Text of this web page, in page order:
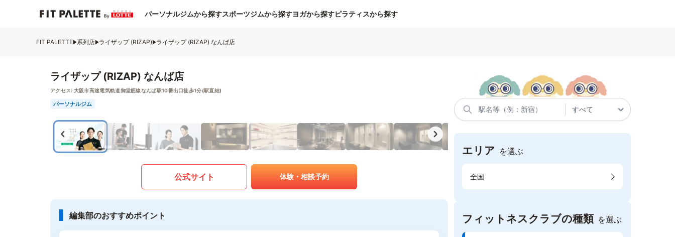
パーソナルジムから探すスポーツジムから探すヨガから探すピラティスから探す
FIT PALETTE 系列店 ライザップ (RIZAP) ライザップ (RIZAP) なんば店
ライザップ (RIZAP) なんば店
アクセス: 大阪市高速電気軌道御堂筋線なんば駅10番出口徒歩1分(駅直結)
パーソナルジム
公式サイト 体験・相談予約
編集部のおすすめポイント
エリア を選ぶ
全国
フィットネスクラブの種類 を選ぶ